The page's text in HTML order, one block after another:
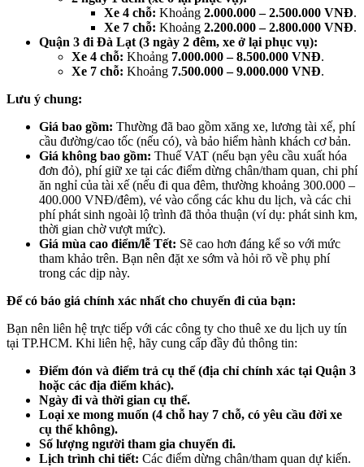
Xe 4 chỗ: Khoảng 2.000.000 – 2.500.000 VNĐ.
Xe 7 chỗ: Khoảng 2.200.000 – 2.800.000 VNĐ.
Quận 3 đi Đà Lạt (3 ngày 2 đêm, xe ở lại phục vụ):
Xe 4 chỗ: Khoảng 7.000.000 – 8.500.000 VNĐ.
Xe 7 chỗ: Khoảng 7.500.000 – 9.000.000 VNĐ.
Lưu ý chung:
Giá bao gồm: Thường đã bao gồm xăng xe, lương tài xế, phí
cầu đường/cao tốc (nếu có), và bảo hiểm hành khách cơ bản.
Giá không bao gồm: Thuế VAT (nếu bạn yêu cầu xuất hóa
đơn đỏ), phí giữ xe tại các điểm dừng chân/tham quan, chi phí
ăn nghỉ của tài xế (nếu đi qua đêm, thường khoảng 300.000 –
400.000 VNĐ/đêm), vé vào cổng các khu du lịch, và các chi
phí phát sinh ngoài lộ trình đã thỏa thuận (ví dụ: phát sinh km,
thời gian chờ vượt mức).
Giá mùa cao điểm/lễ Tết: Sẽ cao hơn đáng kể so với mức
tham khảo trên. Bạn nên đặt xe sớm và hỏi rõ về phụ phí
trong các dịp này.
Để có báo giá chính xác nhất cho chuyến đi của bạn:
Bạn nên liên hệ trực tiếp với các công ty cho thuê xe du lịch uy tín
tại TP.HCM. Khi liên hệ, hãy cung cấp đầy đủ thông tin:
Điểm đón và điểm trả cụ thể (địa chỉ chính xác tại Quận 3
hoặc các địa điểm khác).
Ngày đi và thời gian cụ thể.
Loại xe mong muốn (4 chỗ hay 7 chỗ, có yêu cầu đời xe
cụ thể không).
Số lượng người tham gia chuyến đi.
Lịch trình chi tiết: Các điểm dừng chân/tham quan dự kiến.